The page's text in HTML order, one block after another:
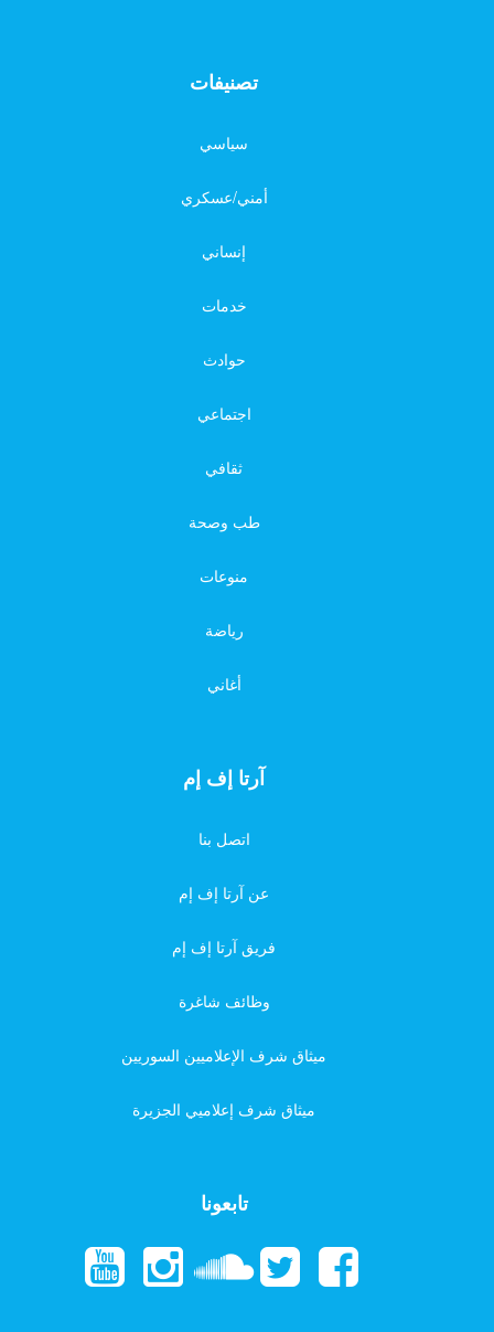
تصنيفات
سياسي
أمني/عسكري
إنساني
خدمات
حوادث
اجتماعي
ثقافي
طب وصحة
منوعات
رياضة
أغاني
آرتا إف إم
اتصل بنا
عن آرتا إف إم
فريق آرتا إف إم
وظائف شاغرة
ميثاق شرف الإعلاميين السوريين
ميثاق شرف إعلاميي الجزيرة
تابعونا